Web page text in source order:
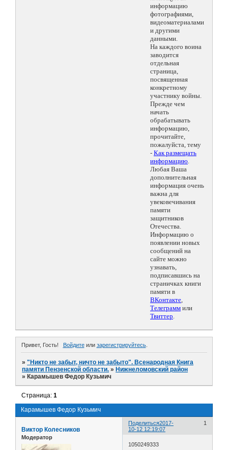
информацию
фотографиями,
видеоматериалами
и другими
данными.
На каждого воина
заводится
отдельная
страница,
посвященная
конкретному
участнику войны.
Прежде чем
начать
обрабатывать
информацию,
прочитайте,
пожалуйста, тему
- Как размещать
информацию.
Любая Ваша
дополнительная
информация очень
важна для
увековечивания
памяти
защитников
Отечества.
Информацию о
появлении новых
сообщений на
сайте можно
узнавать,
подписавшись на
страничках книги
памяти в
ВКонтакте,
Телеграмм или
Твиттер.
Привет, Гость! Войдитеили зарегистрируйтесь.
»"Никто не забыт, ничто не забыто". Всенародная Книга
памяти Пензенской области. » Нижнеломовский район
» Карамышев Федор Кузьмич
Карамышев Федор Кузьмич
Страница:1
Поделиться 1
2017-
10-12 12:19:07
Виктор Колесников
Модератор
1050249333